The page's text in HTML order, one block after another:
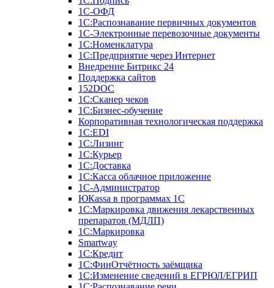
1С-ОФД
1С:Распознавание первичных документов
1С-Электронные перевозочные документы
1С:Номенклатура
1С:Предприятие через Интернет
Внедрение Битрикс 24
Поддержка сайтов
152DOC
1С:Сканер чеков
1С:Бизнес-обучение
Корпоративная технологическая поддержка
1С:ЕDI
1С:Лизинг
1С:Курьер
1С:Доставка
1С:Касса облачное приложение
1С-Администратор
ЮКаssа в программах 1С
1С:Маркировка движения лекарственных
препаратов (МДЛП)
1С:Маркировка
Smartway
1С:Кредит
1С:ФинОтчётность заёмщика
1С:Изменение сведений в ЕГРЮЛ/ЕГРИП